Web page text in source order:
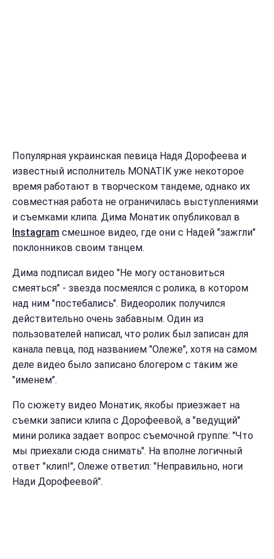
Популярная украинская певица Надя Дорофеева и
известный исполнитель MONATIK уже некоторое
время работают в творческом тандеме, однако их
совместная работа не ограничилась выступлениями
и съемками клипа. Дима Монатик опубликовал в
Instagram смешное видео, где они с Надей "зажгли"
поклонников своим танцем.
Дима подписал видео "Не могу остановиться
смеяться" - звезда посмеялся с ролика, в котором
над ним "постебались". Видеоролик получился
действительно очень забавным. Один из
пользователей написал, что ролик был записан для
канала певца, под названием "Олеже", хотя на самом
деле видео было записано блогером с таким же
"именем".
По сюжету видео Монатик, якобы приезжает на
съемки записи клипа с Дорофеевой, а "ведущий"
мини ролика задает вопрос съемочной группе: "Что
мы приехали сюда снимать". На вполне логичный
ответ "клип!", Олеже ответил: "Неправильно, ноги
Нади Дорофеевой".